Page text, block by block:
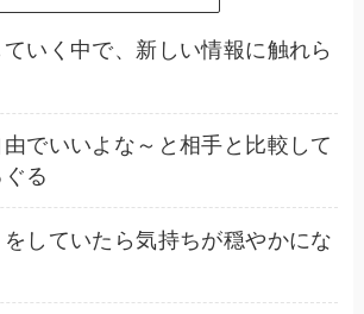
いく中で、新しい情報に触れら
でいいよな～と相手と比較して
る
していたら気持ちが穏やかにな